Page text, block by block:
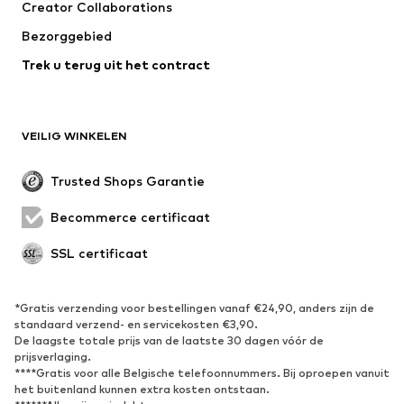
Creator Collaborations
Bezorggebied
Trek u terug uit het contract
VEILIG WINKELEN
Trusted Shops Garantie
Becommerce certificaat
SSL certificaat
*Gratis verzending voor bestellingen vanaf €24,90, anders zijn de
standaard verzend- en servicekosten €3,90.
De laagste totale prijs van de laatste 30 dagen vóór de
prijsverlaging.
****Gratis voor alle Belgische telefoonnummers. Bij oproepen vanuit
het buitenland kunnen extra kosten ontstaan.